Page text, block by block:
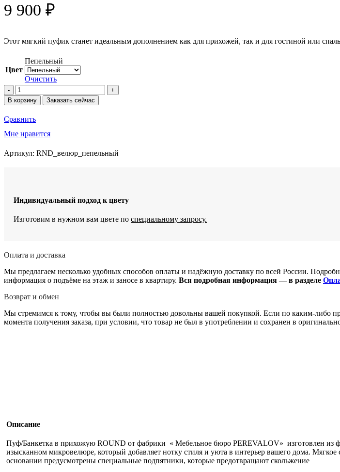
9 900 ₽
Этот мягкий пуфик станет идеальным дополнением как для прихожей, так и для гостиной или
Цвет
Пепельный
Очистить
Количество
товара
Пуф
ROUND
с
хранения
В корзину Заказать сейчас
Сравнить
Мне нравится
Артикул: RND_велюр_пепельный
Индивидуальный подход к цвету
Изготовим в нужном вам цвете по специальному запросу.
Оплата и доставка
Мы предлагаем несколько удобных способов оплаты и надёжную доставку по всей России.
информация о подъёме на этаж и заносе в квартиру. Вся подробная информация — в разделе
Возврат и обмен
Мы стремимся к тому, чтобы вы были полностью довольны вашей покупкой. Если по каким-либо
момента получения заказа, при условии, что товар не был в употреблении и сохранен в
Описание
Пуф/Банкетка в прихожую ROUND от фабрики « Мебельное бюро PEREVALOV» изготовлен из
изысканном микровелюре, который добавляет нотку стиля и уюта в интерьер вашего дома.
основании предусмотрены специальные подпятники, которые предотвращают скольжение